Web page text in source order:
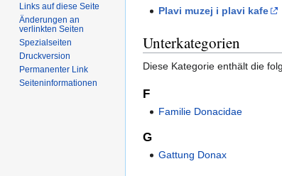
Plavi muzej i plavi kafe
Unterkategorien
Diese Kategorie enthält die
F
Familie Donacidae
G
Gattung Donax
Links auf diese Seite
Änderungen an
verlinkten Seiten
Spezialseiten
Druckversion
Permanenter Link
Seiten­informationen